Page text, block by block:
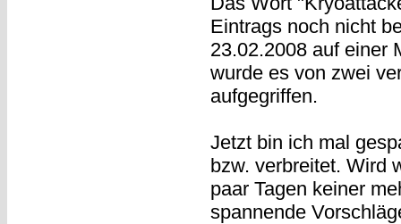
Eintrags noch nicht
23.02.2008 auf einer
wurde es von zwei
aufgegriffen.
Jetzt bin ich mal
bzw. verbreitet. Wird
paar Tagen keiner
spannende